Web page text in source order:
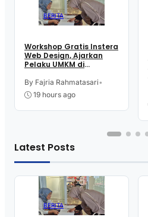
BERITA
Workshop Gratis Instera
Web Design, Ajarkan
Pelaku UMKM di
Teknologi Digital buat
Jualan
By Fajria Rahmatasari•
19 hours ago
Latest Posts
BERITA